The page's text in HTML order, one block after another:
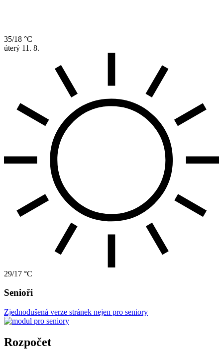
35/18 °C
úterý 11. 8.
29/17 °C
Senioři
Zjednodušená verze stránek nejen pro seniory
Rozpočet